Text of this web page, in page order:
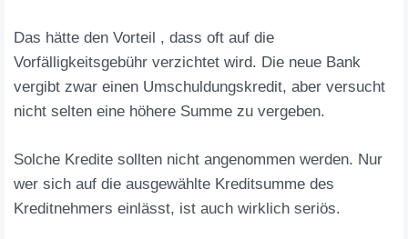
Das hätte den Vorteil , dass oft auf die
Vorfälligkeitsgebühr verzichtet wird. Die neue Bank
vergibt zwar einen Umschuldungskredit, aber versucht
nicht selten eine höhere Summe zu vergeben.
Solche Kredite sollten nicht angenommen werden. Nur
wer sich auf die ausgewählte Kreditsumme des
Kreditnehmers einlässt, ist auch wirklich seriös.